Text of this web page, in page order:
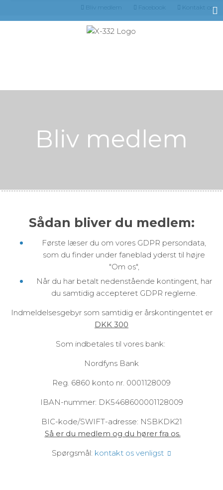
Bliv medlem Facebook Kontakt os
Bliv medlem
Sådan bliver du medlem:
Første læser du om vores GDPR persondata,
som du finder under faneblad yderst til højre
"Om os",
Når du har betalt nedenstående kontingent, har
du samtidig accepteret GDPR reglerne.
Indmeldelsesgebyr som samtidig er årskontingentet er
DKK 300
Som indbetales til vores bank:
Nordfyns Bank
Reg. 6860 konto nr. 0001128009
IBAN-nummer: DK5468600001128009
BIC-kode/SWIFT-adresse: NSBKDK21
Så er du medlem og du hører fra os.
Spørgsmål: kontakt os venligst